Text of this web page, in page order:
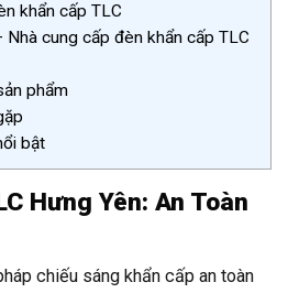
khẩn cấp TLC
Nhà cung cấp đèn khẩn cấp TLC
phẩm
bật
Hưng Yên: An Toàn
chiếu sáng khẩn cấp an toàn